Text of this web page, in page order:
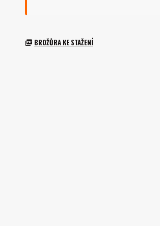
BROŽŮRA KE STAŽENÍ